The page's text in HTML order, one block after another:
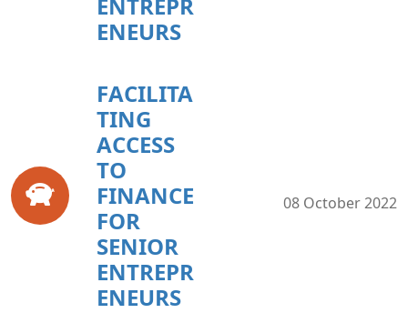
ENEURS
FACILITA
TING
ACCESS
TO
FINANCE
FOR
SENIOR
ENTREPR
ENEURS
08 October 2022